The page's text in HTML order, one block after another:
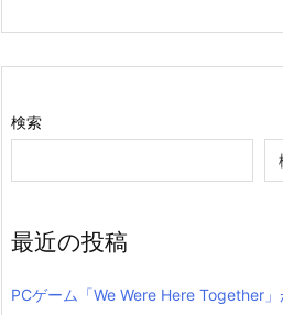
検索
最近の投稿
PCゲーム「We Were Here Together」